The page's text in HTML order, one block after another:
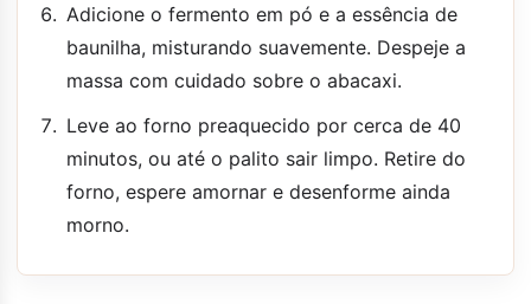
Adicione o fermento em pó e a essência de
baunilha, misturando suavemente. Despeje a
massa com cuidado sobre o abacaxi.
Leve ao forno preaquecido por cerca de 40
minutos, ou até o palito sair limpo. Retire do
forno, espere amornar e desenforme ainda
morno.